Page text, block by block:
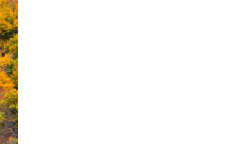
す。